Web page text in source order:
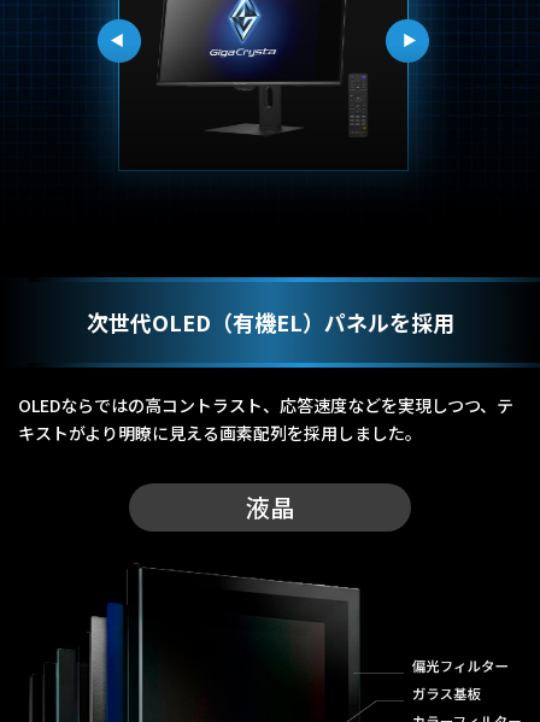
次世代OLED（有機EL）パネルを採用
OLEDならではの高コントラスト、応答速度などを実現しつつ、テ
キストがより明瞭に見える画素配列を採用しました。
液晶